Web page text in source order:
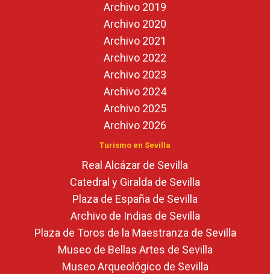
Archivo 2019
Archivo 2020
Archivo 2021
Archivo 2022
Archivo 2023
Archivo 2024
Archivo 2025
Archivo 2026
Turismo en Sevilla
Real Alcázar de Sevilla
Catedral y Giralda de Sevilla
Plaza de España de Sevilla
Archivo de Indias de Sevilla
Plaza de Toros de la Maestranza de Sevilla
Museo de Bellas Artes de Sevilla
Museo Arqueológico de Sevilla